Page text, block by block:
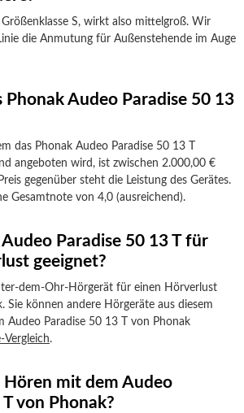
S, wirkt also mittelgroß. Wir
die Anmutung für Außenstehende im Auge
Phonak Audeo Paradise 50 13
das Phonak Audeo Paradise 50 13 T
angeboten wird, ist zwischen 2.000,00 €
gegenüber steht die Leistung des Gerätes.
Gesamtnote von 4,0 (ausreichend).
Audeo Paradise 50 13 T für
geeignet?
dem-Ohr-Hörgerät für einen Hörverlust
Sie können andere Hörgeräte aus diesem
Audeo Paradise 50 13 T von Phonak
Vergleich.
mit dem Audeo
von Phonak?